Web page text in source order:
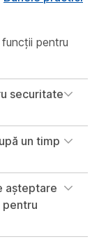
pentru
securitate
un timp
așteptare
pentru